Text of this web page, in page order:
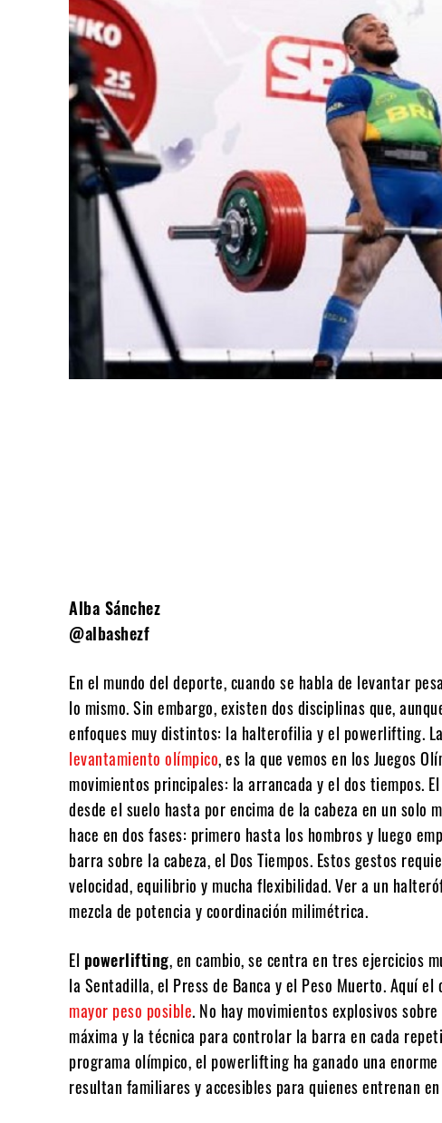
Alba Sánchez
@albashezf
En el mundo del deporte, cuando se habla de levantar
lo mismo. Sin embargo, existen dos disciplinas que,
enfoques muy distintos: la halterofilia y el powerlifting. La
levantamiento olímpico, es la que vemos en los Juegos
movimientos principales: la arrancada y el dos tiempos.
desde el suelo hasta por encima de la cabeza en un solo
hace en dos fases: primero hasta los hombros y luego
barra sobre la cabeza, el Dos Tiempos. Estos gestos
velocidad, equilibrio y mucha flexibilidad. Ver a un
mezcla de potencia y coordinación milimétrica.
El powerlifting, en cambio, se centra en tres ejercicios
la Sentadilla, el Press de Banca y el Peso Muerto. Aquí
mayor peso posible. No hay movimientos explosivos
máxima y la técnica para controlar la barra en cada
programa olímpico, el powerlifting ha ganado una
resultan familiares y accesibles para quienes entrenan